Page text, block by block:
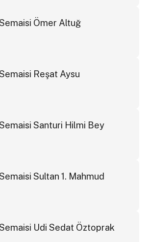
Ömer Altuğ
Reşat Aysu
Santuri Hilmi Bey
Sultan 1. Mahmud
Udi Sedat Öztoprak